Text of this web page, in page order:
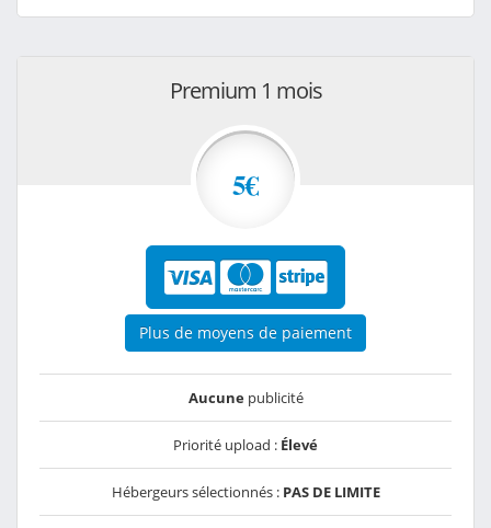
Premium 1 mois
5€
Plus de moyens de paiement
Aucunepublicité
Priorité upload : Élevé
Hébergeurs sélectionnés : PAS DE LIMITE